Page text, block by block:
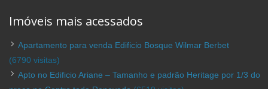
Imóveis mais acessados
Apartamento para venda Edificio Bosque Wilmar Berbet
(6790 visitas)
Apto no Edificio Ariane – Tamanho e padrão Heritage por 1/3 do